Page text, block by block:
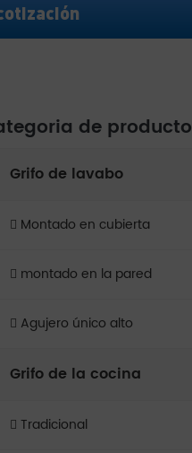
de producto
Grifo de lavabo
Montado en cubierta
montado en la pared
Agujero único alto
Grifo de la cocina
Tradicional